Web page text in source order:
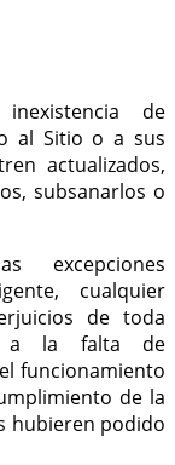
de
al Sitio o a sus
actualizados,
subsanarlos o
excepciones
cualquier
de toda
a la falta de
funcionamiento
de la
hubieren podido